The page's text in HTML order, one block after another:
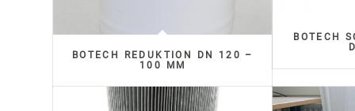
BOTECH REDUKTION DN 120 –
100 MM
BOTECH